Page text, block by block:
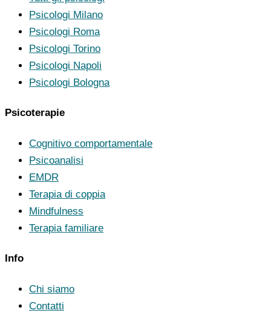
Psicologi Milano
Psicologi Roma
Psicologi Torino
Psicologi Napoli
Psicologi Bologna
Psicoterapie
Cognitivo comportamentale
Psicoanalisi
EMDR
Terapia di coppia
Mindfulness
Terapia familiare
Info
Chi siamo
Contatti